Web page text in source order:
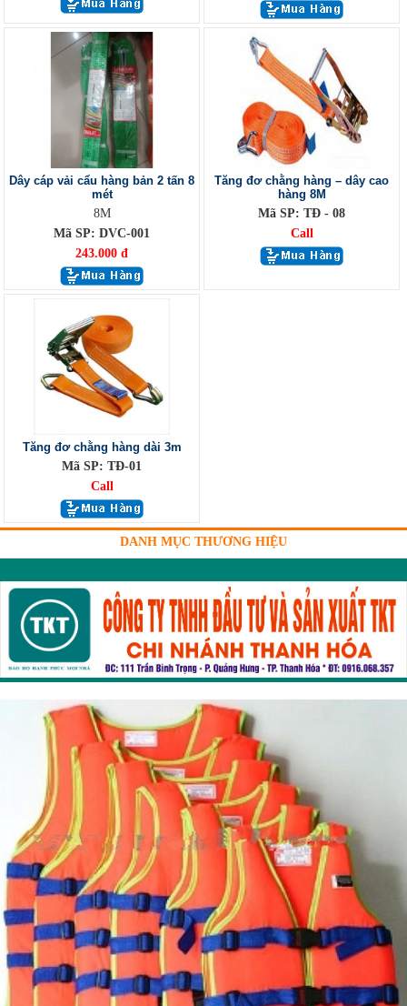
Dây cáp vải cẩu hàng bản 2 tấn 8
mét
8M
Mã SP: DVC-001
243.000 đ
Tăng đơ chằng hàng – dây cao
hàng 8M
Mã SP: TĐ - 08
Call
Tăng đơ chằng hàng dài 3m
Mã SP: TĐ-01
Call
DANH MỤC THƯƠNG HIỆU